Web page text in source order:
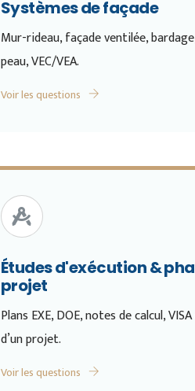
Systèmes de façade
Mur-rideau, façade ventilée,
peau, VEC/VEA.
Voir les questions
Études d'exécution &
projet
Plans EXE, DOE, notes de calcul,
d’un projet.
Voir les questions